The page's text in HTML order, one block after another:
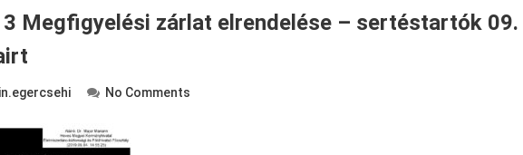
Megfigyelési zárlat elrendelése – sertéstartók 09.
No Comments